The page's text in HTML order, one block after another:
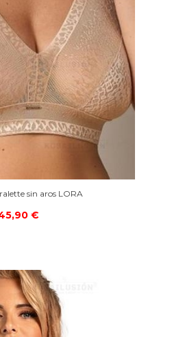
sin aros LORA
€